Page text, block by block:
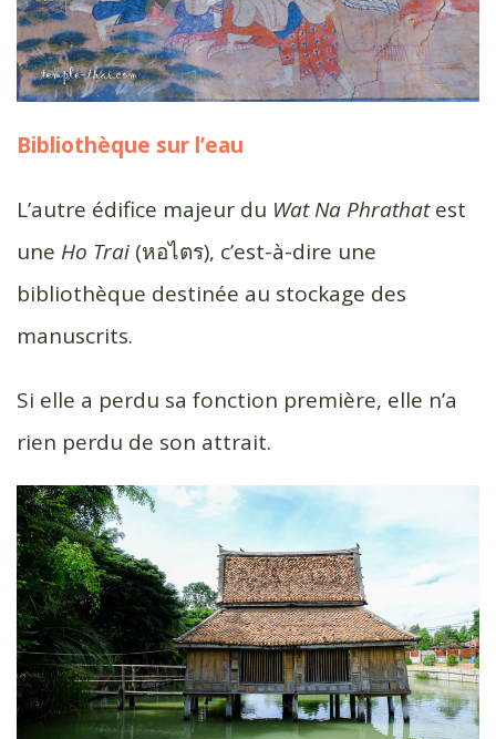
Bibliothèque sur l’eau
L’autre édifice majeur du Wat Na Phrathatest
une Ho Trai (หอไตร), c’est-à-dire une
bibliothèque destinée au stockage des
manuscrits.
Si elle a perdu sa fonction première, elle n’a
rien perdu de son attrait.